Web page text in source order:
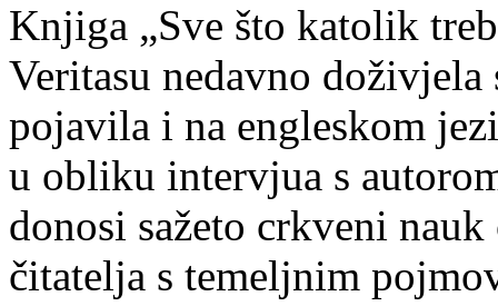
Knjiga „Sve što katolik
Veritasu nedavno
pojavila i na engleskom
u obliku intervjua s
donosi sažeto crkveni
čitatelja s temeljnim